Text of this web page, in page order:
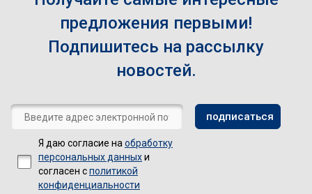
предложения первыми!
Подпишитесь на рассылку
новостей.
Я даю согласие на обработку
персональных данныхи
согласен сполитикой
конфиденциальности